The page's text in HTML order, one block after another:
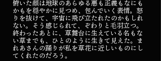
俯いた顔は地球のあらゆる悪も正義もなにも
かもを穏やかに見つめ、包んでいく表情。怒
りを抜けて、宇宙に飛び立たれたのかもしれ
ない。そう感じられて、ぞわりと毛羽立つ。
終わったあとに、草舞台に生えている名もな
い草までも、ひとのように生きて見えた。ま
れあさんの踊りが私を草花に近しいものにし
てくれたのだろう。